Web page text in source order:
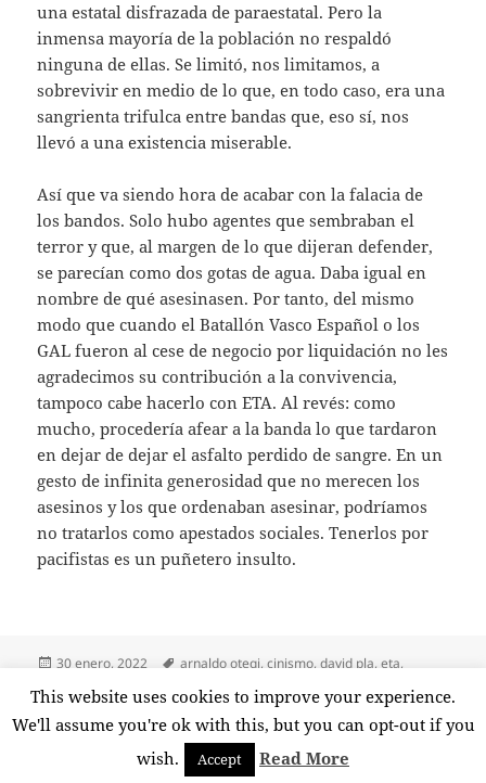
una estatal disfrazada de paraestatal. Pero la
inmensa mayoría de la población no respaldó
ninguna de ellas. Se limitó, nos limitamos, a
sobrevivir en medio de lo que, en todo caso, era una
sangrienta trifulca entre bandas que, eso sí, nos
llevó a una existencia miserable.
Así que va siendo hora de acabar con la falacia de
los bandos. Solo hubo agentes que sembraban el
terror y que, al margen de lo que dijeran defender,
se parecían como dos gotas de agua. Daba igual en
nombre de qué asesinasen. Por tanto, del mismo
modo que cuando el Batallón Vasco Español o los
GAL fueron al cese de negocio por liquidación no les
agradecimos su contribución a la convivencia,
tampoco cabe hacerlo con ETA. Al revés: como
mucho, procedería afear a la banda lo que tardaron
en dejar de dejar el asfalto perdido de sangre. En un
gesto de infinita generosidad que no merecen los
asesinos y los que ordenaban asesinar, podríamos
no tratarlos como apestados sociales. Tenerlos por
pacifistas es un puñetero insulto.
Publicado
30 enero, 2022 Etiquetas
arnaldo otegi,cinismo,david pla,eta,
terrorismo
5 comentariosen La paz, según Otegi y David Pla
Funciona gracias a WordPress
This website uses cookies to improve your experience.
We'll assume you're ok with this, but you can opt-out if you
wish.
Accept Read More